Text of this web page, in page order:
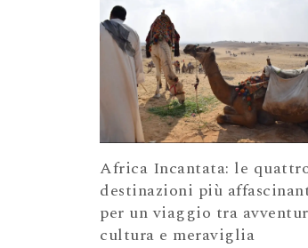
Africa Incantata: le
destinazioni più
per un viaggio tra
cultura e meraviglia